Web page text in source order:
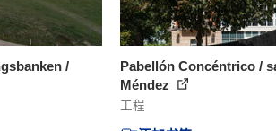
/
Pabellón Concéntrico /
Méndez
工程